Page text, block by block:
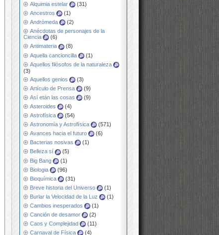
Alquimia estelar
(31)
Ancestros
(1)
Andrómeda
(2)
Anécdotas de personajes de la
Ciencia
(6)
Antimateria
(8)
Aquella cancioncilla
(1)
Aquellos filósofos de la naturaleza
(3)
Aquellos genios
(3)
Artículo de Prensa
(9)
Así etán las cosas
(9)
Asteroides
(4)
Astrofísica
(54)
Astronomía y Astrofísica
(571)
Avances hacia el futuro
(6)
Bacterias nosivas
(1)
Belleza sí
(5)
Big Bang
(1)
Biologia
(96)
Bioquímica
(31)
Breve historia del Universo
(1)
Burlar la Velocidad de la Luz
(1)
Cambios inesperados
(1)
Canción de desamor
(2)
Caos y Complejidad
(11)
Carnaval de Física
(4)